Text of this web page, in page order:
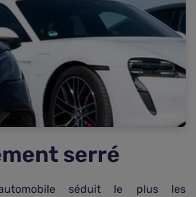
serré
séduit le plus les